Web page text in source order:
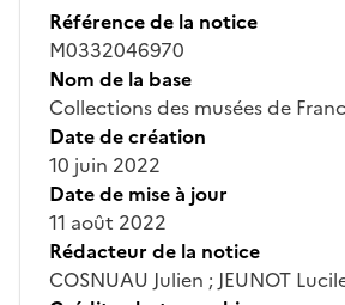
Référence de la notice
M0332046970
Nom de la base
Collections des musées de
Date de création
10 juin 2022
Date de mise à jour
11 août 2022
Rédacteur de la notice
COSNUAU Julien ; JEUNOT